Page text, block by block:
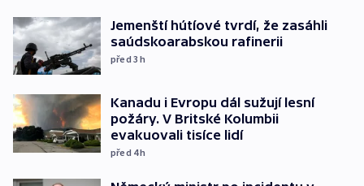
Jemenští hútíové tvrdí, že zasáhli
saúdskoarabskou rafinerii
před 3h
Kanadu i Evropu dál sužují lesní
požáry. V Britské Kolumbii
evakuovali tisíce lidí
před 4h